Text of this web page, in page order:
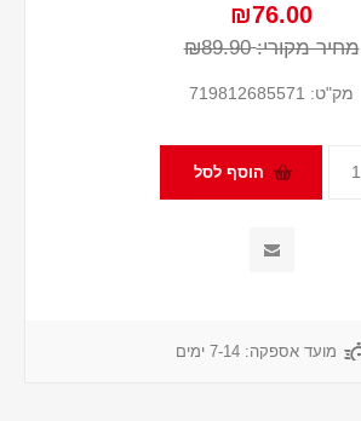
₪76.00
מחיר מקורי: ₪89.90
מק"ט: 719812685571
מועד אספקה: 7-14 ימים